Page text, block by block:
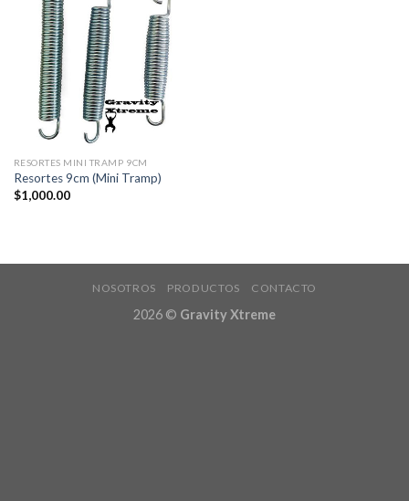
RESORTES MINI TRAMP 9CM
Resortes 9cm (Mini Tramp)
$1,000.00
NOSOTROS PRODUCTOS CONTACTO
2026 © Gravity Xtreme